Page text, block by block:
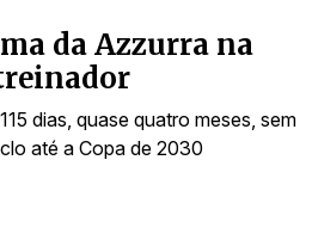
da Azzurra na
dias, quase quatro meses, sem
até a Copa de 2030